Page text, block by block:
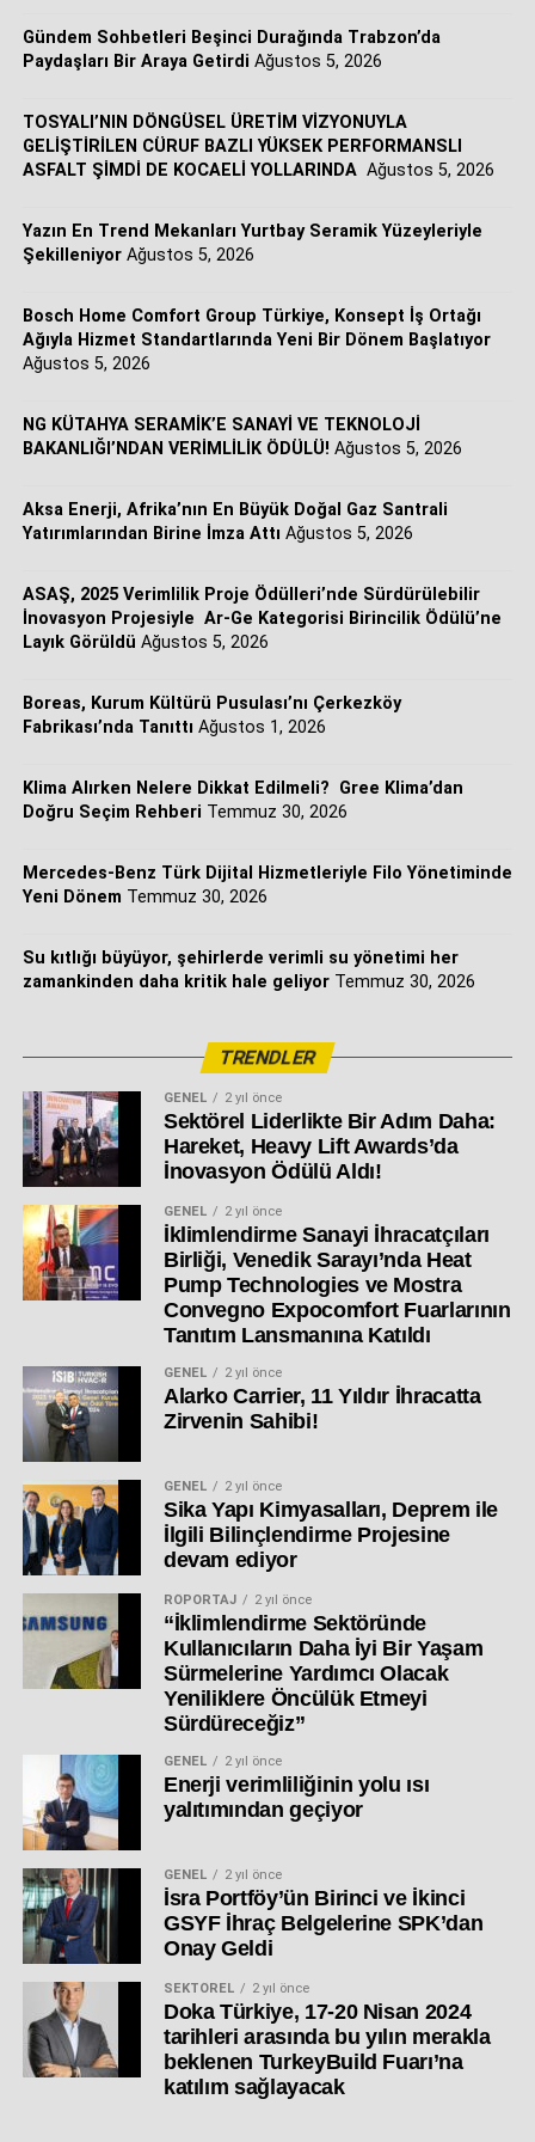
Havalandırma ve İklimlendirme) çözüm portföyümüzü
sürekli genişletiyoruz. REHAU Yerden Isıtma Sistemleri
konutlardan ticari yapılara kadar tüm uygulama
alanlarında ‘tek çatı altında bütüncül ve entegre sistem
çözümleri’ sunma iddiamızı pekiştiriyoruz. Müşterilerimiz
sistemlerine, iklimlendirme ihtiyaçlarının tamamını
karşılayan tek bir güvenilir iş ortağı üzerinden, yüksek
Sürdürülebilir ve yüksek verimli iklimlendirme çözümlerini
REHAU Yerden Isıtma Sistemleri ile gerçekleştirdiği bu
stratejik ortaklıkla HVAC (Isıtma, Havalandırma ve
Yapılan anlaşma doğrultusunda şirket konutlardan ticari
yapılara kadar farklı uygulama alanlarında müşterilerine
tek çatı altında daha kapsamlı, entegre ve bütüncül sistem
Gündem Sohbetleri Beşinci Durağında Trabzon’da
Paydaşları Bir Araya Getirdi Ağustos 5, 2026
TOSYALI’NIN DÖNGÜSEL ÜRETİM VİZYONUYLA
GELİŞTİRİLEN CÜRUF BAZLI YÜKSEK PERFORMANSLI
ASFALT ŞİMDİ DE KOCAELİ YOLLARINDA Ağustos 5, 2026
Yazın En Trend Mekanları Yurtbay Seramik Yüzeyleriyle
Şekilleniyor Ağustos 5, 2026
Bosch Home Comfort Group Türkiye, Konsept İş Ortağı
Ağıyla Hizmet Standartlarında Yeni Bir Dönem Başlatıyor
Ağustos 5, 2026
NG KÜTAHYA SERAMİK’E SANAYİ VE TEKNOLOJİ
BAKANLIĞI’NDAN VERİMLİLİK ÖDÜLÜ! Ağustos 5, 2026
Aksa Enerji, Afrika’nın En Büyük Doğal Gaz Santrali
Yatırımlarından Birine İmza Attı Ağustos 5, 2026
ASAŞ, 2025 Verimlilik Proje Ödülleri’nde Sürdürülebilir
İnovasyon Projesiyle Ar-Ge Kategorisi Birincilik Ödülü’ne
Layık Görüldü Ağustos 5, 2026
Boreas, Kurum Kültürü Pusulası’nı Çerkezköy
Fabrikası’nda Tanıttı Ağustos 1, 2026
Klima Alırken Nelere Dikkat Edilmeli? Gree Klima’dan
Doğru Seçim Rehberi Temmuz 30, 2026
Mercedes-Benz Türk Dijital Hizmetleriyle Filo Yönetiminde
Yeni Dönem Temmuz 30, 2026
Su kıtlığı büyüyor, şehirlerde verimli su yönetimi her
zamankinden daha kritik hale geliyor Temmuz 30, 2026
TRENDLER
GENEL 2 yıl önce
Sektörel Liderlikte Bir Adım Daha:
Hareket, Heavy Lift Awards’da
İnovasyon Ödülü Aldı!
GENEL 2 yıl önce
İklimlendirme Sanayi İhracatçıları
Birliği, Venedik Sarayı’nda Heat
Pump Technologies ve Mostra
Convegno Expocomfort Fuarlarının
Tanıtım Lansmanına Katıldı
GENEL 2 yıl önce
Alarko Carrier, 11 Yıldır İhracatta
Zirvenin Sahibi!
GENEL 2 yıl önce
Sika Yapı Kimyasalları, Deprem ile
İlgili Bilinçlendirme Projesine
devam ediyor
RÖPORTAJ 2 yıl önce
“İklimlendirme Sektöründe
Kullanıcıların Daha İyi Bir Yaşam
Sürmelerine Yardımcı Olacak
Yeniliklere Öncülük Etmeyi
Sürdüreceğiz”
GENEL 2 yıl önce
Enerji verimliliğinin yolu ısı
yalıtımından geçiyor
GENEL 2 yıl önce
İsra Portföy’ün Birinci ve İkinci
GSYF İhraç Belgelerine SPK’dan
Onay Geldi
SEKTÖREL 2 yıl önce
Doka Türkiye, 17-20 Nisan 2024
tarihleri arasında bu yılın merakla
beklenen TurkeyBuild Fuarı’na
katılım sağlayacak